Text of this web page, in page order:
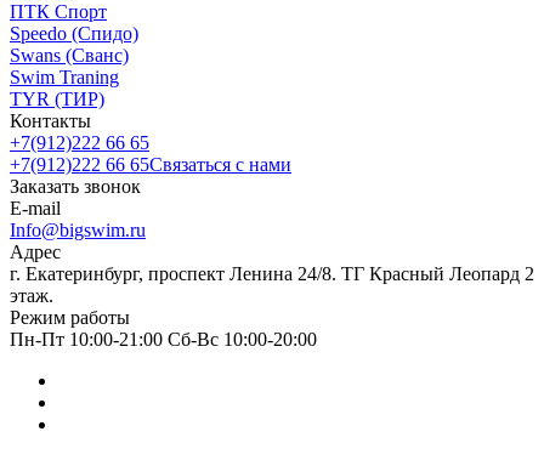
ПТК Спорт
Speedo (Спидо)
Swans (Сванс)
Swim Traning
TYR (ТИР)
Контакты
+7(912)222 66 65
+7(912)222 66 65Связаться с нами
Заказать звонок
E-mail
Info@bigswim.ru
Адрес
г. Екатеринбург, проспект Ленина 24/8. ТГ Красный Леопард 2
этаж.
Режим работы
Пн-Пт 10:00-21:00 Сб-Вс 10:00-20:00